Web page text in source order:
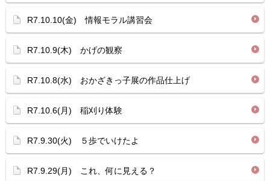
R7.10.10(金) 情報モラル講習会
R7.10.9(木) かげの観察
R7.10.8(水) おかざきっ子展の作品仕上げ
R7.10.6(月) 稲刈り体験
R7.9.30(火) ５歩でいけたよ
R7.9.29(月) これ、何に見える？